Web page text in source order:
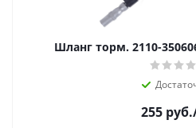
Шланг торм. 2110-
255руб.